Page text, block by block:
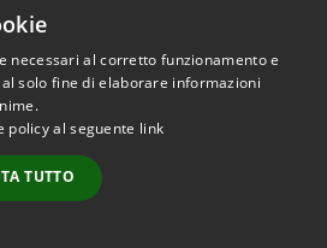
© 2026 • Comune di Molinella •
necessari al corretto funzionamento e
solo fine di elaborare informazioni
policy al seguente link
TUTTO